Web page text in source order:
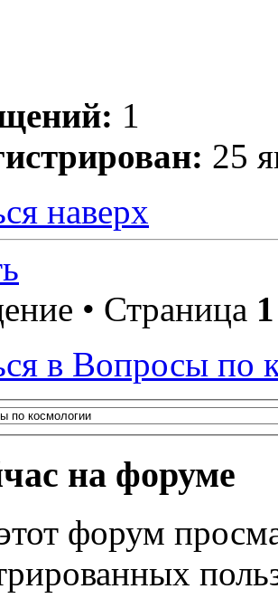
1
25
наверх
• Страница 1
в Вопросы по
на форуме
форум